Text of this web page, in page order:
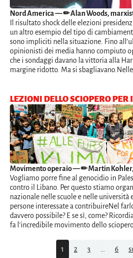
Nord America— ✏ Alan Woods,
Il risultato shock delle elezioni
un altro esempio del tipo di
sono impliciti nella situazione. Fino
opinionisti dei media hanno compiuto
che i sondaggi davano la vittoria alla
margine ridotto. Ma si
LEZIONI DELLO SCIOPERO PER
Movimento operaio— ✏ Martin Kohler,
Vogliamo porre fine al genocidio in
contro il Libano. Per questo stiamo
nazionale nelle scuole e nelle
persone interessate a contribuireNel
davvero possibile? E se sì, come?
fa l'incredibile movimento dello
1 2 3 6